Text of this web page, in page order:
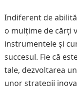
Indiferent de
o mulțime de cărți
instrumentele și
succesul. Fie că
tale, dezvoltarea
unor strategii